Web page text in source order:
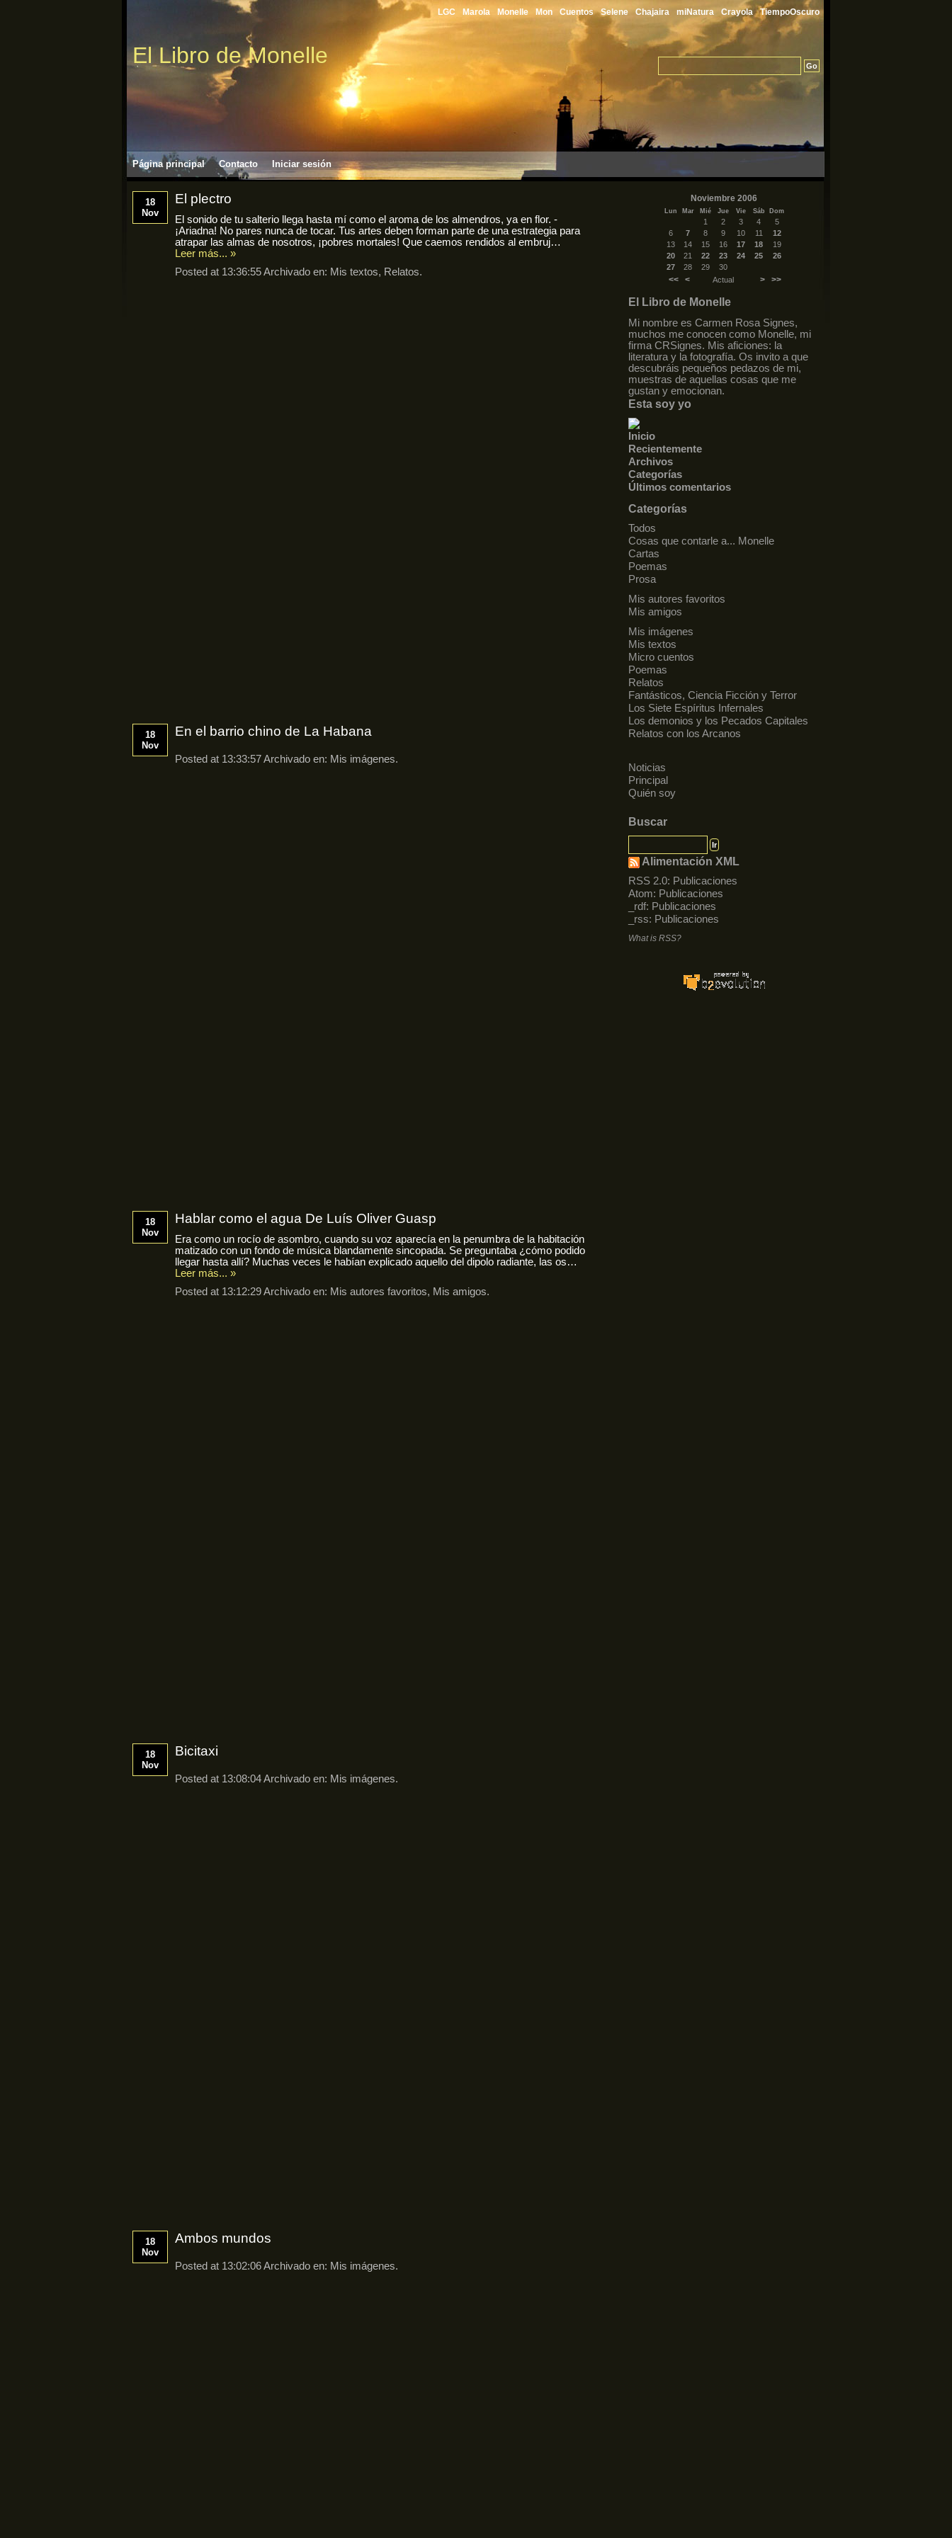
LGC Marola Monelle Mon Cuentos Selene Chajaira miNatura Crayola TiempoOscuro
El Libro de Monelle
Página principal Contacto Iniciar sesión
Noviembre 2006
Lun Mar Mié Jue Vie Sáb Dom
1 2 3 4
5
6
7 8 9 10 11
12
13
14 15 16 17 18
19
20
21 22 23 24 25
26
27
28 29 30
<< < Actual > >>
El Libro de Monelle
Mi nombre es Carmen Rosa Signes,
muchos me conocen como Monelle, mi
firma CRSignes. Mis aficiones: la
literatura y la fotografía. Os invito a que
descubráis pequeños pedazos de mi,
muestras de aquellas cosas que me
gustan y emocionan.
Esta soy yo
Inicio
Recientemente
Archivos
Categorías
Últimos comentarios
Categorías
Todos
Cosas que contarle a... Monelle
Cartas
Poemas
Prosa
Mis autores favoritos
Mis amigos
Mis imágenes
Mis textos
Micro cuentos
Poemas
Relatos
Fantásticos, Ciencia Ficción y Terror
Los Siete Espíritus Infernales
Los demonios y los Pecados Capitales
Relatos con los Arcanos
Noticias
Principal
Quién soy
Buscar
Alimentación XML
RSS 2.0: Publicaciones
Atom: Publicaciones
_rdf: Publicaciones
_rss: Publicaciones
What is RSS?
18
Nov
El plectro
El sonido de tu salterio llega hasta mí como el aroma de los almendros, ya en flor. -
¡Ariadna! No pares nunca de tocar. Tus artes deben forman parte de una estrategia para
atrapar las almas de nosotros, ¡pobres mortales! Que caemos rendidos al embruj…
Leer más... »
Posted at 13:36:55 Archivado en: Mis textos, Relatos.
18
Nov
En el barrio chino de La Habana
Posted at 13:33:57 Archivado en: Mis imágenes.
18
Nov
Hablar como el agua De Luís Oliver Guasp
Era como un rocío de asombro, cuando su voz aparecía en la penumbra de la habitación
matizado con un fondo de música blandamente sincopada. Se preguntaba ¿cómo podido
llegar hasta allí? Muchas veces le habían explicado aquello del dipolo radiante, las os…
Leer más... »
Posted at 13:12:29 Archivado en: Mis autores favoritos, Mis amigos.
18
Nov
Bicitaxi
Posted at 13:08:04 Archivado en: Mis imágenes.
18
Nov
Ambos mundos
Posted at 13:02:06 Archivado en: Mis imágenes.